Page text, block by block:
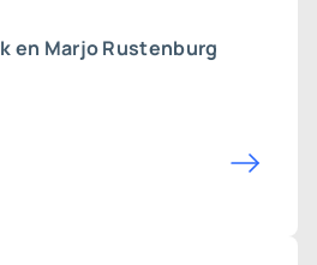
en Marjo Rustenburg